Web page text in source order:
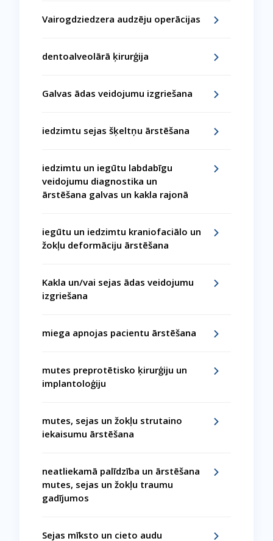
Vairogdziedzera audzēju operācijas
dentoalveolārā ķirurģija
Galvas ādas veidojumu izgriešana
iedzimtu sejas šķeltņu ārstēšana
iedzimtu un iegūtu labdabīgu
veidojumu diagnostika un
ārstēšana galvas un kakla rajonā
iegūtu un iedzimtu kraniofaciālo un
žokļu deformāciju ārstēšana
Kakla un/vai sejas ādas veidojumu
izgriešana
miega apnojas pacientu ārstēšana
mutes preprotētisko ķirurģiju un
implantoloģiju
mutes, sejas un žokļu strutaino
iekaisumu ārstēšana
neatliekamā palīdzība un ārstēšana
mutes, sejas un žokļu traumu
gadījumos
Sejas mīksto un cieto audu